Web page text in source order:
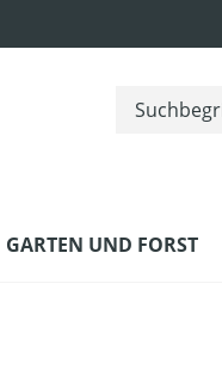
GARTEN UND FORST